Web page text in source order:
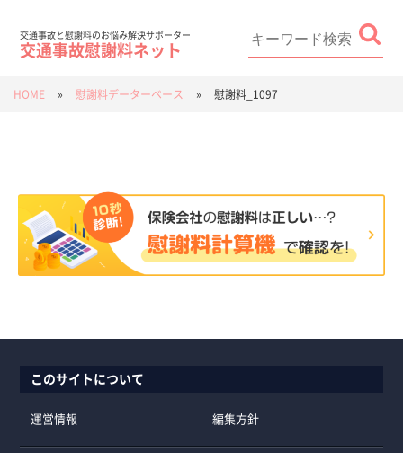
交通事故と慰謝料のお悩み解決サポーター
交通事故慰謝料ネット
HOME » 慰謝料データーベース » 慰謝料_1097
このサイトについて
運営情報 編集方針